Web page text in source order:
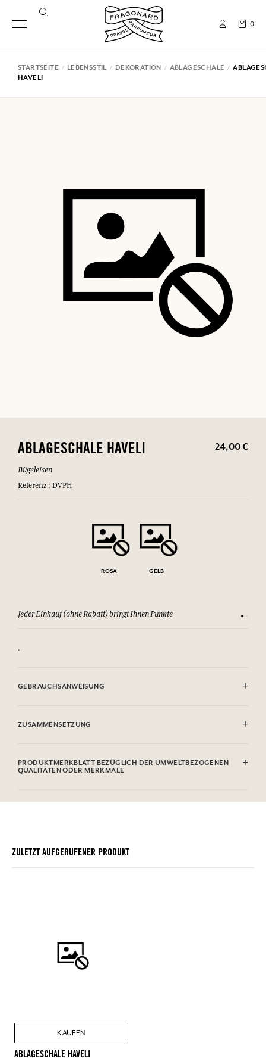
0
STARTSEITE LEBENSSTIL DEKORATION ABLAGESCHALE
HAVELI
ABLAGESCHALE HAVELI 24,00 €
Bügeleisen
Referenz : DVPH
ROSA GELB
Jeder Einkauf (ohne Rabatt) bringt Ihnen Punkte Sehen
.
GEBRAUCHSANWEISUNG
reinigen
ZUSAMMENSETZUNG
PRODUKTMERKBLATT BEZÜGLICH DER UMWELTBEZOGENEN
QUALITÄTEN ODER MERKMALE
ZULETZT AUFGERUFENER PRODUKT
KAUFEN
ABLAGESCHALE HAVELI